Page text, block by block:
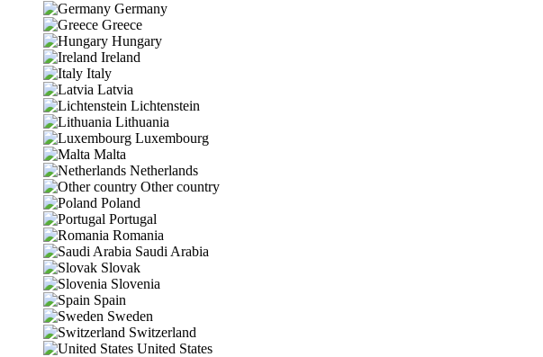
Germany
Greece
Hungary
Ireland
Italy
Latvia
Lichtenstein
Lithuania
Luxembourg
Malta
Netherlands
Other country
Poland
Portugal
Romania
Saudi Arabia
Slovak
Slovenia
Spain
Sweden
Switzerland
United States